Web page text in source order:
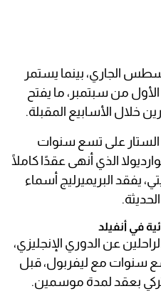
الموسم الجديد في 21 أغسطس الجاري، بينما يستمر
من سبتمبر، ما يفتح
خلال الأسابيع المقبلة.
على تسع سنوات
الذي أنهى عقدًا كاملًا
يفقد البريميرليج أسماء
في أنفيلد
عن الدوري الإنجليزي،
سنوات مع ليفربول، قبل
بعقد لمدة موسمين.